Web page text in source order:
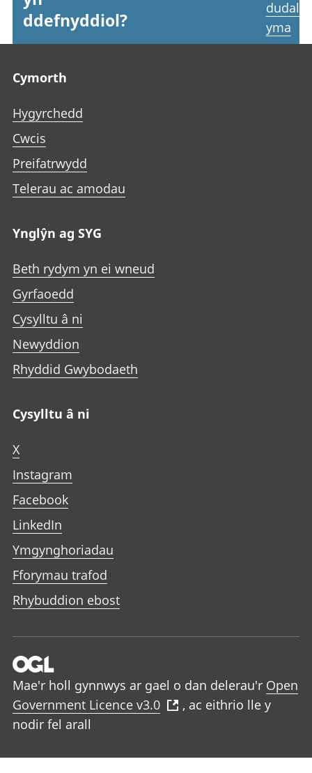
ddefnyddiol?
yma
Cymorth
Hygyrchedd
Cwcis
Preifatrwydd
Telerau ac amodau
Ynglŷn ag SYG
Beth rydym yn ei wneud
Gyrfaoedd
Cysylltu â ni
Newyddion
Rhyddid Gwybodaeth
Cysylltu â ni
X
Instagram
Facebook
LinkedIn
Ymgynghoriadau
Fforymau trafod
Rhybuddion ebost
Mae'r holl gynnwys ar gael o dan delerau'r Open
Government Licence v3.0
, ac eithrio lle y
nodir fel arall